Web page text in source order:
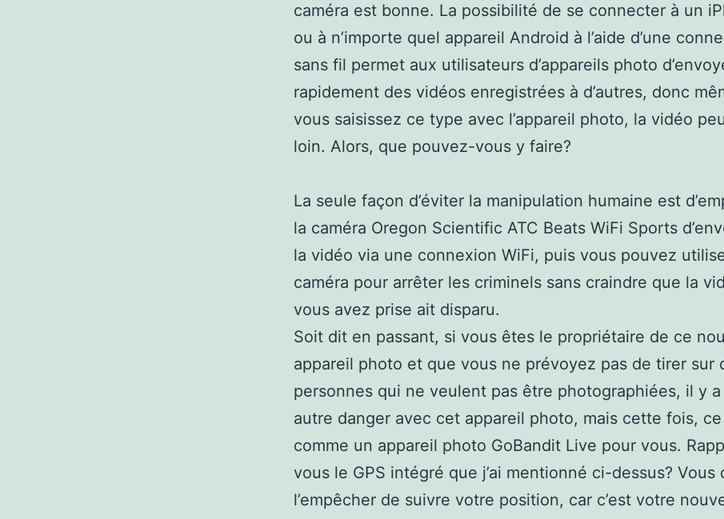
caméra est bonne. La possibilité de se connecter à un
ou à n’importe quel appareil Android à l’aide d’une
sans fil permet aux utilisateurs d’appareils photo
rapidement des vidéos enregistrées à d’autres, donc
vous saisissez ce type avec l’appareil photo, la vidéo
loin. Alors, que pouvez-vous y faire?
La seule façon d’éviter la manipulation humaine est
la caméra Oregon Scientific ATC Beats WiFi Sports
la vidéo via une connexion WiFi, puis vous pouvez
caméra pour arrêter les criminels sans craindre que la
vous avez prise ait disparu.
Soit dit en passant, si vous êtes le propriétaire de ce
appareil photo et que vous ne prévoyez pas de tirer sur
personnes qui ne veulent pas être photographiées, il y a
autre danger avec cet appareil photo, mais cette fois, ce
comme un appareil photo GoBandit Live pour vous.
vous le GPS intégré que j’ai mentionné ci-dessus? Vous
l’empêcher de suivre votre position, car c’est votre